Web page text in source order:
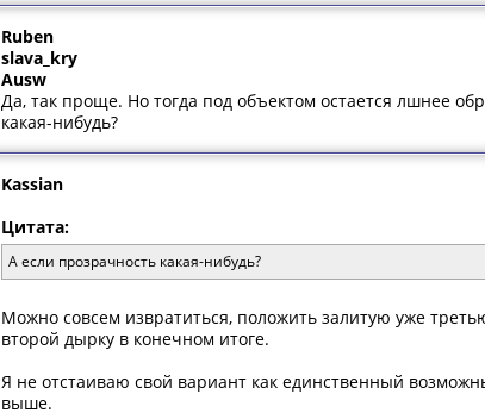
Ruben
slava_kry
Ausw
Да, так проще. Но тогда под объектом остается лшнее
какая-нибудь?
Kassian
Цитата:
А если прозрачность какая-нибудь?
Можно совсем извратиться, положить залитую уже
второй дырку в конечном итоге.
Я не отстаиваю свой вариант как единственный
выше.